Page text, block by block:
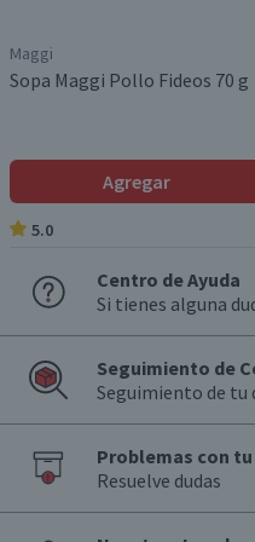
Maggi
Sopa Maggi Pollo Fideos 70 g
Agregar
5.0
Centro de Ayuda
Si tienes alguna
Seguimiento de
Seguimiento de tu
Problemas con
Resuelve dudas